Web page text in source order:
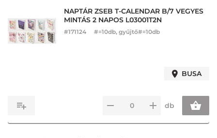
NAPTÁR ZSEB T-CALENDAR B/7 VEGYES
MINTÁS 2 NAPOS L03001T2N
#171124 #=10db, gyűjtő#=10db
BUSA
db